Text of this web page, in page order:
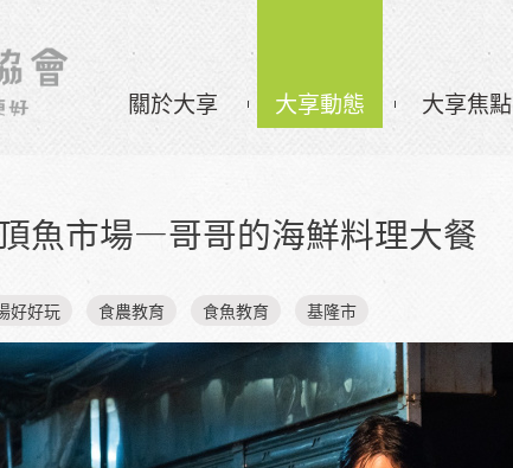
關於大享 大享動態 大享焦點
魚市場—哥哥的海鮮料理大餐
好好玩 食農教育 食魚教育 基隆市